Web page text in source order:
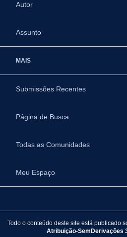
Autor
Assunto
MAIS
Submissões Recentes
Página de Busca
Todas as Comunidades
Meu Espaço
Todo o conteúdo deste site está publicado
Atribuição-SemDerivações